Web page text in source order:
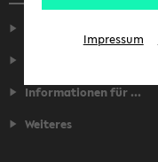
Informationen für ...
Weiteres
Impressum